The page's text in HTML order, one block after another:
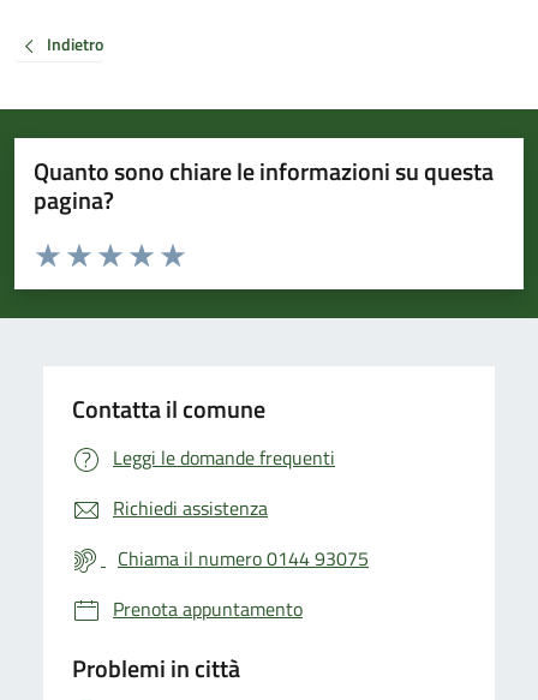
Indietro
Quanto sono chiare le informazioni su questa
pagina?
Valuta da 1 a 5 stelle la pagina
Valuta 5 stelle su 5
Valuta 4 stelle su 5
Valuta 3 stelle su 5
Valuta 2 stelle su 5
Valuta 1 stelle su 5
Contatta il comune
Leggi le domande frequenti
Richiedi assistenza
Chiama il numero 0144 93075
Prenota appuntamento
Problemi in città